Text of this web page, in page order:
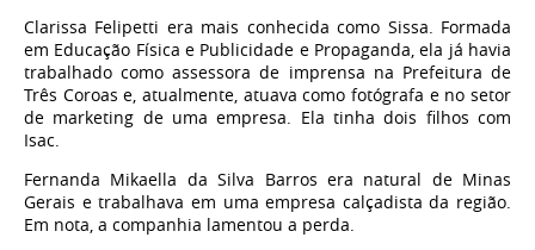
Clarissa Felipetti era mais conhecida como Sissa. Formada
em Educação Física e Publicidade e Propaganda, ela já havia
trabalhado como assessora de imprensa na Prefeitura de
Três Coroas e, atualmente, atuava como fotógrafa e no setor
de marketing de uma empresa. Ela tinha dois filhos com
Isac.
Fernanda Mikaella da Silva Barros era natural de Minas
Gerais etrabalhava em uma empresa calçadista da região.
Em nota, a companhia lamentou a perda.